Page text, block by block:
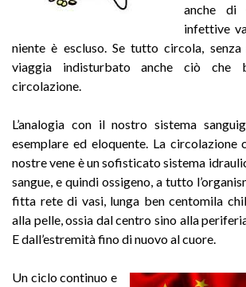
anche di
infettive
niente è escluso. Se tutto circola, senza
viaggia indisturbato anche ciò che
circolazione.
L’analogia con il nostro sistema
esemplare ed eloquente. La circolazione
nostre vene è un sofisticato sistema
sangue, e quindi ossigeno, a tutto
fitta rete di vasi, lunga ben centomila
alla pelle, ossia dal centro sino alla
E dall’estremità fino di nuovo al cuore.
Un ciclo continuo e